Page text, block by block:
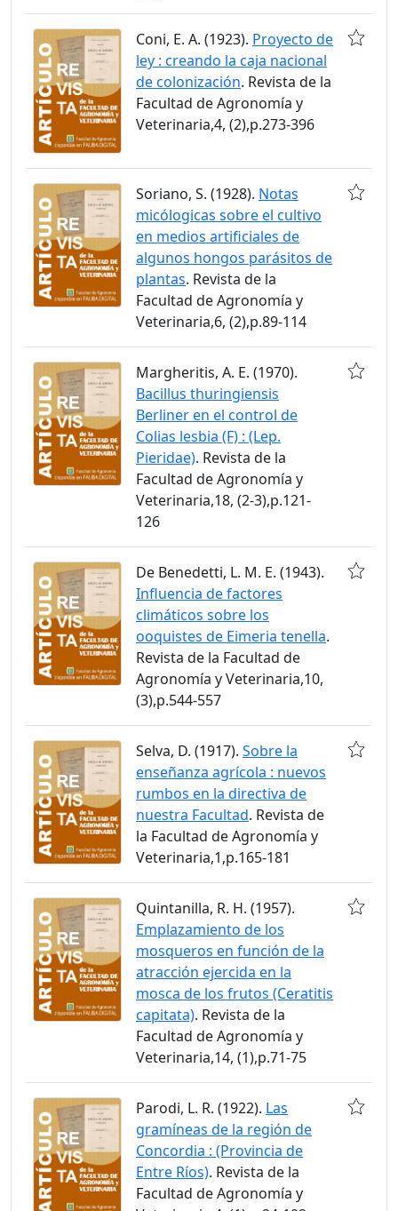
Coni, E. A. (1923). Proyecto de
ley : creando la caja nacional
de colonización. Revista de la
Facultad de Agronomía y
Veterinaria,4, (2),p.273-396
Soriano, S. (1928). Notas
micólogicas sobre el cultivo
en medios artificiales de
algunos hongos parásitos de
plantas. Revista de la
Facultad de Agronomía y
Veterinaria,6, (2),p.89-114
Margheritis, A. E. (1970).
Bacillus thuringiensis
Berliner en el control de
Colias lesbia (F) : (Lep.
Pieridae). Revista de la
Facultad de Agronomía y
Veterinaria,18, (2-3),p.121-
126
De Benedetti, L. M. E. (1943).
Influencia de factores
climáticos sobre los
ooquistes de Eimeria tenella.
Revista de la Facultad de
Agronomía y Veterinaria,10,
(3),p.544-557
Selva, D. (1917). Sobre la
enseñanza agrícola : nuevos
rumbos en la directiva de
nuestra Facultad. Revista de
la Facultad de Agronomía y
Veterinaria,1,p.165-181
Quintanilla, R. H. (1957).
Emplazamiento de los
mosqueros en función de la
atracción ejercida en la
mosca de los frutos (Ceratitis
capitata). Revista de la
Facultad de Agronomía y
Veterinaria,14, (1),p.71-75
Parodi, L. R. (1922). Las
gramíneas de la región de
Concordia : (Provincia de
Entre Ríos). Revista de la
Facultad de Agronomía y